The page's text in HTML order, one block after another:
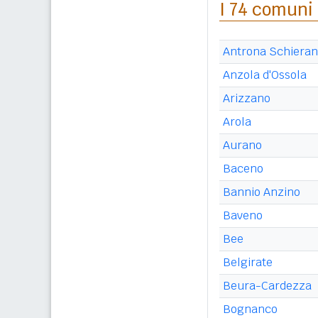
I 74
Antrona
Anzola d'Ossola
Arizzano
Arola
Aurano
Baceno
Bannio Anzino
Baveno
Bee
Belgirate
Beura-Cardezza
Bognanco